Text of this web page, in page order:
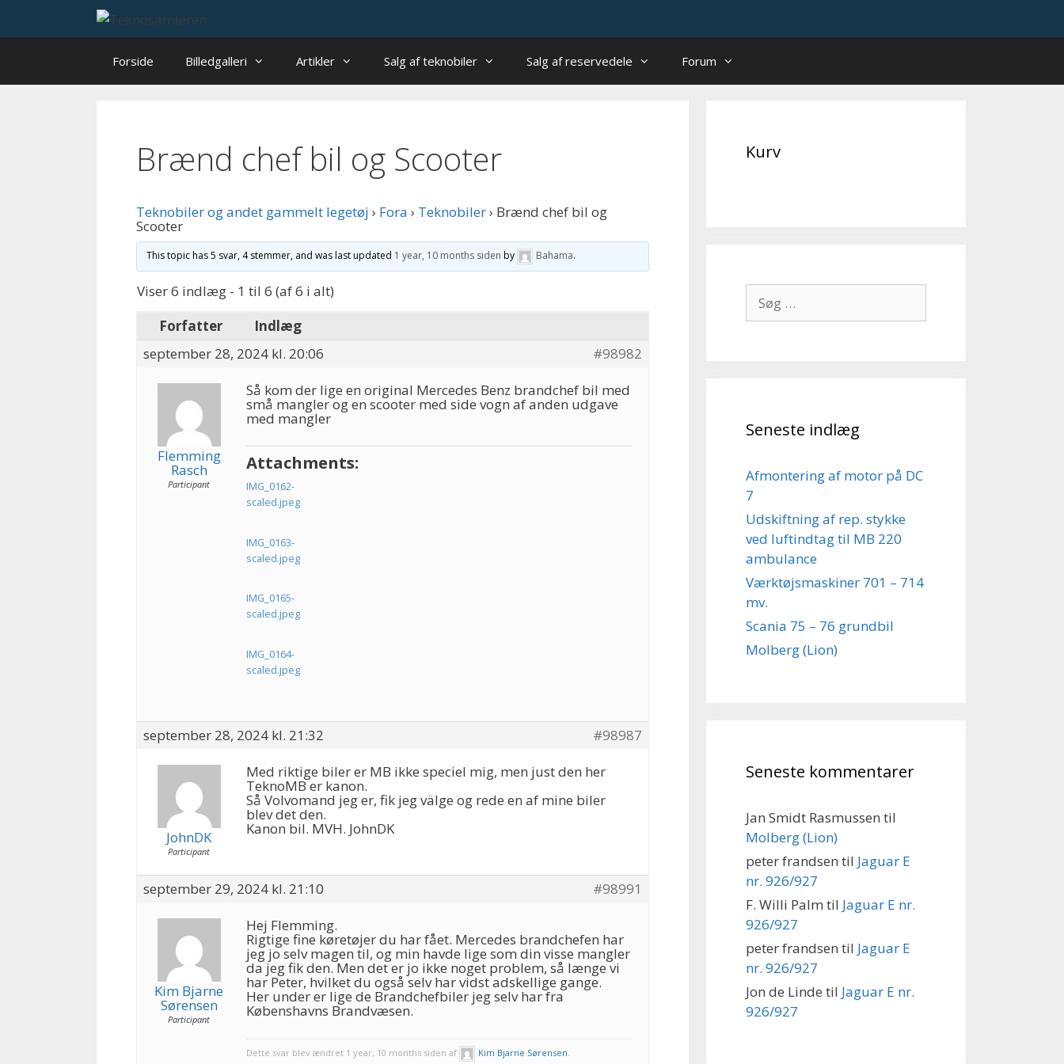
Forside Billedgalleri Artikler Salg af teknobiler Salg af reservedele Forum
Brænd chef bil og Scooter
Teknobiler og andet gammelt legetøj › Fora › Teknobiler› Brænd chef bil og
Scooter
This topic has 5 svar, 4 stemmer, and was last updated 1 year, 10 months siden by Bahama.
Viser 6 indlæg - 1 til 6 (af 6 i alt)
Forfatter
Indlæg
september 28, 2024 kl. 20:06
#98982
Flemming
Rasch
Participant
Så kom der lige en original Mercedes Benz brandchef bil med
små mangler og en scooter med side vogn af anden udgave
med mangler
Attachments:
IMG_0162-
scaled.jpeg
IMG_0163-
scaled.jpeg
IMG_0165-
scaled.jpeg
IMG_0164-
scaled.jpeg
september 28, 2024 kl. 21:32 #98987
JohnDK
Participant
Med riktige biler er MB ikke speciel mig, men just den her
TeknoMB er kanon.
Så Volvomand jeg er, fik jeg välge og rede en af mine biler
blev det den.
Kanon bil. MVH. JohnDK
september 29, 2024 kl. 21:10 #98991
Kim Bjarne
Sørensen
Participant
Hej Flemming.
Rigtige fine køretøjer du har fået. Mercedes brandchefen har
jeg jo selv magen til, og min havde lige som din visse mangler
da jeg fik den. Men det er jo ikke noget problem, så længe vi
har Peter, hvilket du også selv har vidst adskellige gange.
Her under er lige de Brandchefbiler jeg selv har fra
Købenshavns Brandvæsen.
Dette svar blev ændret 1 year, 10 months siden af Kim Bjarne Sørensen
Kurv
efter:
Seneste indlæg
Afmontering af motor på DC
7
Udskiftning af rep. stykke
ved luftindtag til MB 220
ambulance
Værktøjsmaskiner 701 – 714
mv.
Scania 75 – 76 grundbil
Molberg (Lion)
Seneste kommentarer
Jan Smidt Rasmussen til
Molberg (Lion)
peter frandsen til Jaguar E
nr. 926/927
F. Willi Palm til Jaguar E nr.
926/927
peter frandsen til Jaguar E
nr. 926/927
Jon de Linde til Jaguar E nr.
926/927